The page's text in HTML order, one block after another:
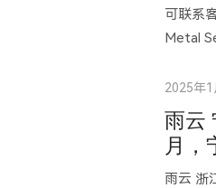
可联系
Metal
Posted
on
2025年1
雨云
月，
雨云 浙